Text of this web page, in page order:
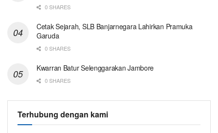
0 SHARES
Cetak Sejarah, SLB Banjarnegara Lahirkan Pramuka
Garuda
0 SHARES
Kwarran Batur Selenggarakan Jambore
0 SHARES
Terhubung dengan kami